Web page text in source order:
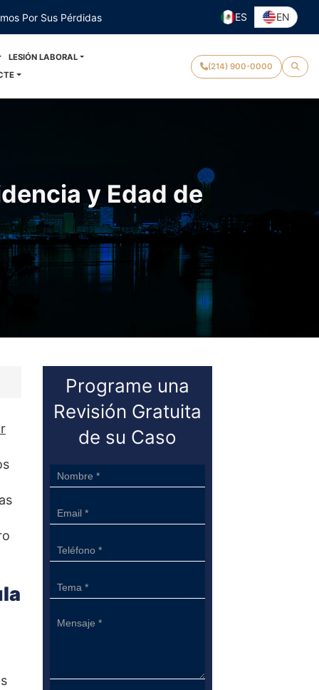
Por Sus Pérdidas ES EN
LESIÓN LABORAL
(214) 900-0000
y Edad de
Programe una
Revisión Gratuita
de su Caso
Sidebar
Form